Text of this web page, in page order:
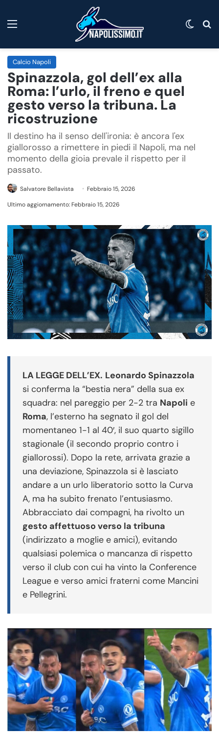
Calcio Napoli
Spinazzola, gol dell’ex alla
Roma: l’urlo, il freno e quel
gesto verso la tribuna. La
ricostruzione
Il destino ha il senso dell'ironia: è ancora l'ex
giallorosso a rimettere in piedi il Napoli, ma nel
momento della gioia prevale il rispetto per il
passato.
Salvatore Bellavista
Febbraio 15, 2026
Ultimo aggiornamento: Febbraio 15, 2026
LA LEGGE DELL’EX. Leonardo Spinazzola
si conferma la “bestia nera” della sua ex
squadra: nel pareggio per 2-2 tra Napoli e
Roma, l’esterno ha segnato il gol del
momentaneo 1-1 al 40′, il suo quarto sigillo
stagionale (il secondo proprio contro i
giallorossi). Dopo la rete, arrivata grazie a
una deviazione, Spinazzola si è lasciato
andare a un urlo liberatorio sotto la Curva
A, ma ha subito frenato l’entusiasmo.
Abbracciato dai compagni, ha rivolto un
gesto affettuoso verso la tribuna
(indirizzato a moglie e amici), evitando
qualsiasi polemica o mancanza di rispetto
verso il club con cui ha vinto la Conference
League e verso amici fraterni come Mancini
e Pellegrini.